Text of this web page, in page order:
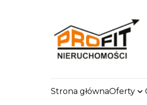
Strona głównaOferty
strona.glowna Oferty